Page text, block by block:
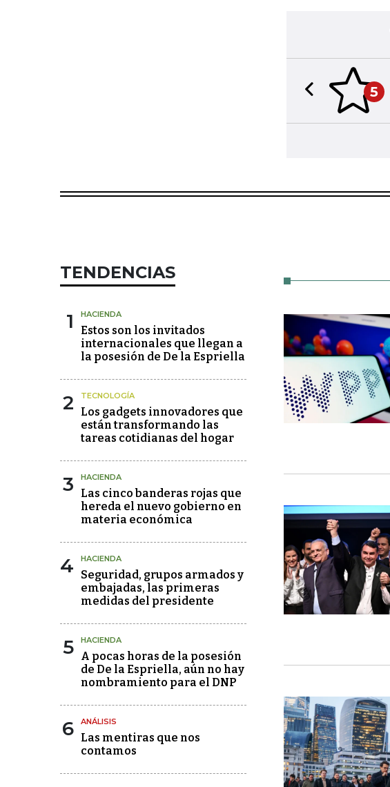
5
Previous slide
TENDENCIAS
1 HACIENDA
Estos son los invitados
internacionales que llegan a
la posesión de De la Espriella
2 TECNOLOGÍA
Los gadgets innovadores que
están transformando las
tareas cotidianas del hogar
3 HACIENDA
Las cinco banderas rojas que
hereda el nuevo gobierno en
materia económica
4 HACIENDA
Seguridad, grupos armados y
embajadas, las primeras
medidas del presidente
5 HACIENDA
A pocas horas de la posesión
de De la Espriella, aún no hay
nombramiento para el DNP
6 ANÁLISIS
Las mentiras que nos
contamos